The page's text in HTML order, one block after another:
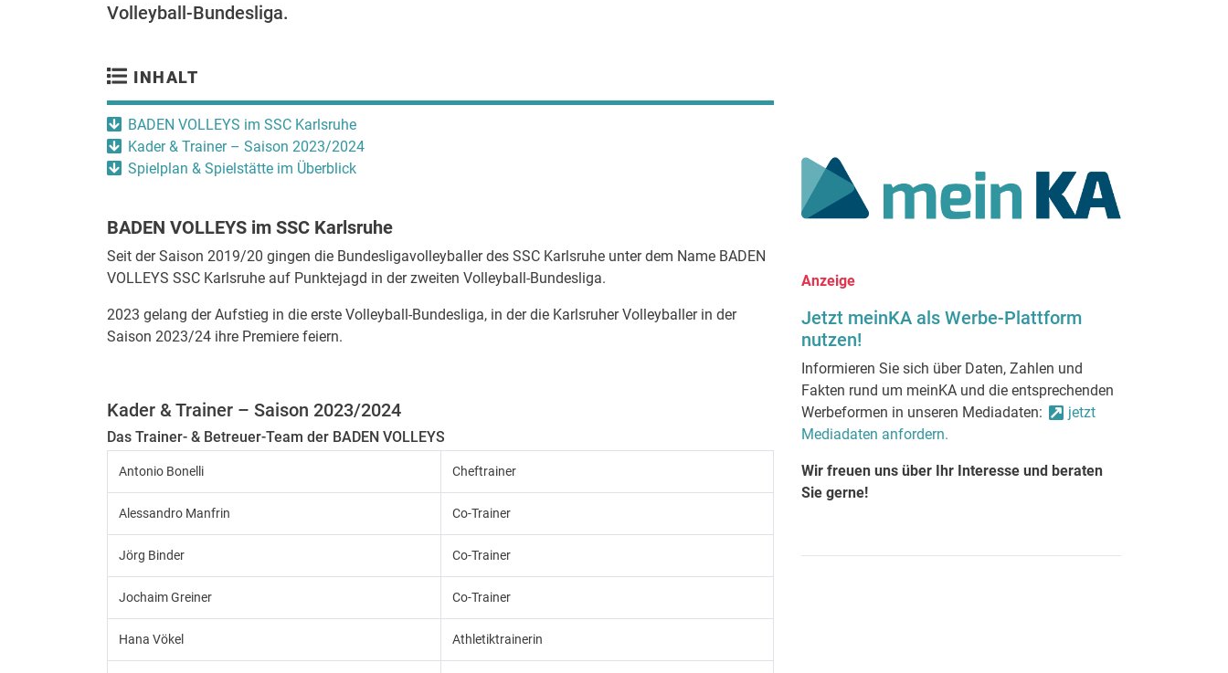
Volleyball-Bundesliga.
INHALT
BADEN VOLLEYS im SSC Karlsruhe
Kader & Trainer – Saison 2023/2024
Spielplan & Spielstätte im Überblick
BADEN VOLLEYS im SSC Karlsruhe
Seit der Saison 2019/20 gingen die Bundesligavolleyballer des SSC Karlsruhe unter dem Name BADEN
VOLLEYS SSC Karlsruhe auf Punktejagd in der zweiten Volleyball-Bundesliga.
2023 gelang der Aufstieg in die erste Volleyball-Bundesliga, in der die Karlsruher Volleyballer in der
Saison 2023/24 ihre Premiere feiern.
Kader & Trainer – Saison 2023/2024
Das Trainer- & Betreuer-Team der BADEN VOLLEYS
Antonio Bonelli Cheftrainer
Alessandro Manfrin Co-Trainer
Jörg Binder Co-Trainer
Jochaim Greiner Co-Trainer
Hana Vökel Athletiktrainerin
Anzeige
Jetzt meinKA als Werbe-Plattform
nutzen!
Informieren Sie sich über Daten, Zahlen und
Fakten rund um meinKA und die entsprechenden
Werbeformen in unseren Mediadaten:
jetzt
Mediadaten anfordern.
Wir freuen uns über Ihr Interesse und beraten
Sie gerne!